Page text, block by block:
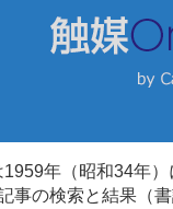
年（昭和34年
事の検索と結果（